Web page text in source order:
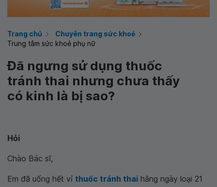
Trang chủ
Chuyên trang sức khoẻ
Trung tâm sức khoẻ phụ nữ
Đã ngưng sử dụng thuốc
tránh thai nhưng chưa thấy
có kinh là bị sao?
Hỏi
Chào Bác sĩ,
Em đã uống hết vỉ thuốc tránh thai hằng ngày loại 21